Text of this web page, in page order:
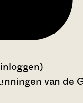
van de